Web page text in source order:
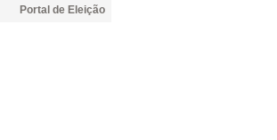
Portal de Eleição